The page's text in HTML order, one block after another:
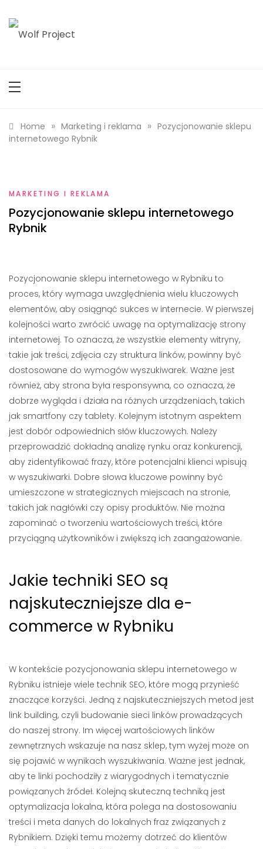
content
Home » Marketing i reklama » Pozycjonowanie sklepu
internetowego Rybnik
MARKETING I REKLAMA
Pozycjonowanie sklepu internetowego
Rybnik
Pozycjonowanie sklepu internetowego w Rybniku to
proces, który wymaga uwzględnienia wielu kluczowych
elementów, aby osiągnąć sukces w internecie. W pierwszej
kolejności warto zwrócić uwagę na optymalizację strony
internetowej. To oznacza, że wszystkie elementy witryny,
takie jak treści, zdjęcia czy struktura linków, powinny być
dostosowane do wymogów wyszukiwarek. Ważne jest
również, aby strona była responsywna, co oznacza, że
dobrze wygląda i działa na różnych urządzeniach, takich
jak smartfony czy tablety. Kolejnym istotnym aspektem
jest dobór odpowiednich słów kluczowych. Należy
przeprowadzić dokładną analizę rynku oraz konkurencji,
aby zidentyfikować frazy, które potencjalni klienci wpisują
w wyszukiwarki. Dobre słowa kluczowe powinny być
umieszczone w strategicznych miejscach na stronie,
takich jak nagłówki czy opisy produktów. Nie można
zapominać o tworzeniu wartościowych treści, które
przyciągną użytkowników i zwiększą ich zaangażowanie.
Jakie techniki SEO są
najskuteczniejsze dla e-
commerce w Rybniku
W kontekście pozycjonowania sklepu internetowego w
Rybniku istnieje wiele technik SEO, które mogą przynieść
znaczące korzyści. Jedną z najskuteczniejszych metod jest
link building, czyli budowanie sieci linków prowadzących
do naszej strony. Im więcej wartościowych linków
zewnętrznych wskazuje na nasz sklep, tym wyżej może on
się pojawić w wynikach wyszukiwania. Ważne jest jednak,
aby te linki pochodziły z wiarygodnych i tematycznie
powiązanych źródeł. Kolejną skuteczną techniką jest
optymalizacja lokalna, która polega na dostosowaniu
treści i meta danych do lokalnych fraz związanych z
Rybnikiem. Dzięki temu możemy dotrzeć do klientów